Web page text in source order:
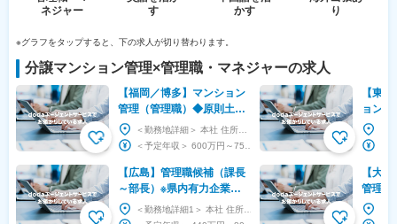
※グラフをタップすると、下の求人が切り替わります。
分譲マンション管理×管理職・マネジャーの求人
【福岡／博多】マンション
管理（管理職）◆原則土日
祝休／一次窓口あり◆創業
約70年の安定
【広島】管理職候補（課長
～部長）※県内有力企業み
どりグループの中核企業
【東
ョン
ト）◇
福利
【大
管理◆
業務
ど裁量